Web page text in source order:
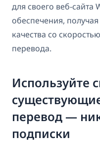
для своего веб-
обеспечения,
качества со
перевода.
Используйте
перевод —
подписки